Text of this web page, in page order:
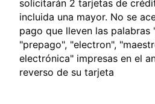
solicitarán 2 tarjetas de
incluida una mayor. No se
pago que lleven las
"prepago", "electron",
electrónica" impresas en el
reverso de su tarjeta